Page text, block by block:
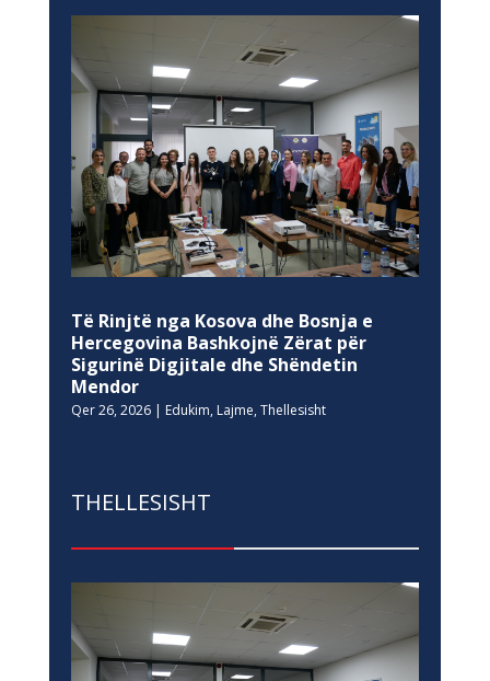
Të Rinjtë nga Kosova dhe Bosnja e
Hercegovina Bashkojnë Zërat për
Sigurinë Digjitale dhe Shëndetin
Mendor
Qer 26, 2026| Edukim, Lajme, Thellesisht
THELLESISHT